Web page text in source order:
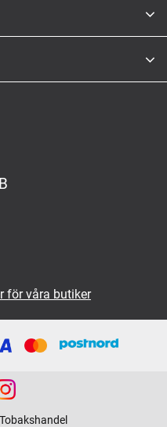
för våra butiker